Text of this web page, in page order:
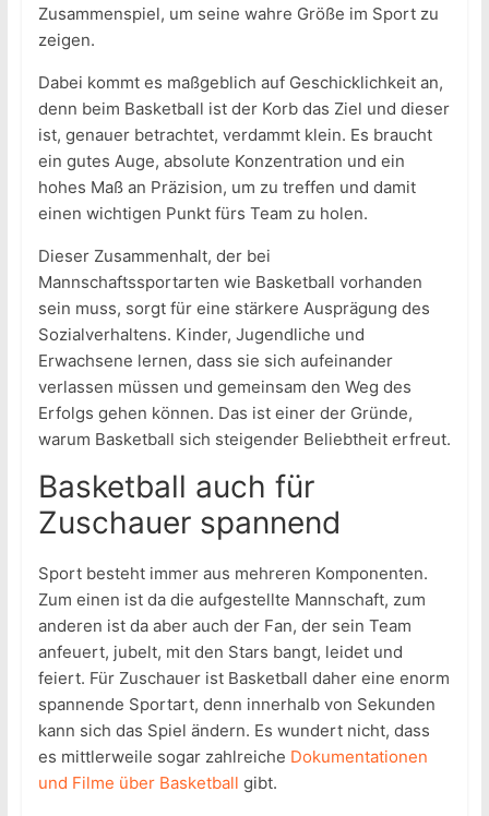
Zusammenspiel, um seine wahre Größe im Sport zu
zeigen.
Dabei kommt es maßgeblich auf Geschicklichkeit an,
denn beim Basketball ist der Korb das Ziel und dieser
ist, genauer betrachtet, verdammt klein. Es braucht
ein gutes Auge, absolute Konzentration und ein
hohes Maß an Präzision, um zu treffen und damit
einen wichtigen Punkt fürs Team zu holen.
Dieser Zusammenhalt, der bei
Mannschaftssportarten wie Basketball vorhanden
sein muss, sorgt für eine stärkere Ausprägung des
Sozialverhaltens. Kinder, Jugendliche und
Erwachsene lernen, dass sie sich aufeinander
verlassen müssen und gemeinsam den Weg des
Erfolgs gehen können. Das ist einer der Gründe,
warum Basketball sich steigender Beliebtheit erfreut.
Basketball auch für
Zuschauer spannend
Sport besteht immer aus mehreren Komponenten.
Zum einen ist da die aufgestellte Mannschaft, zum
anderen ist da aber auch der Fan, der sein Team
anfeuert, jubelt, mit den Stars bangt, leidet und
feiert. Für Zuschauer ist Basketball daher eine enorm
spannende Sportart, denn innerhalb von Sekunden
kann sich das Spiel ändern. Es wundert nicht, dass
es mittlerweile sogar zahlreiche Dokumentationen
und Filme über Basketball gibt.